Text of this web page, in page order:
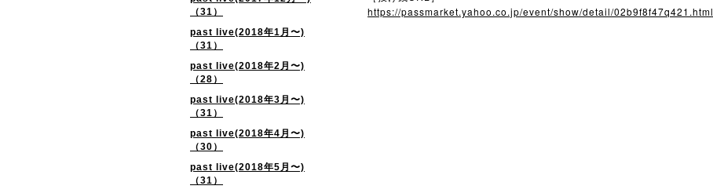
（31）
past live(2018年1月〜)
（31）
past live(2018年2月〜)
（28）
past live(2018年3月〜)
（31）
past live(2018年4月〜)
（30）
past live(2018年5月〜)
（31）
https://passmarket.yahoo.co.jp/event/show/detail/02b9f8f47q421.html